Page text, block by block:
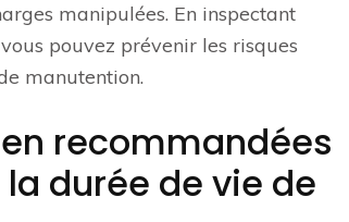
manipulées. En inspectant
pouvez prévenir les risques
manutention.
recommandées
durée de vie de